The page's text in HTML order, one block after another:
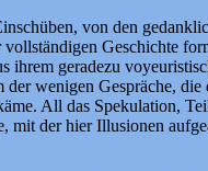
von den
Geschichte
geradezu
wenigen Gespräche,
All das Spekulation,
der hier Illusionen